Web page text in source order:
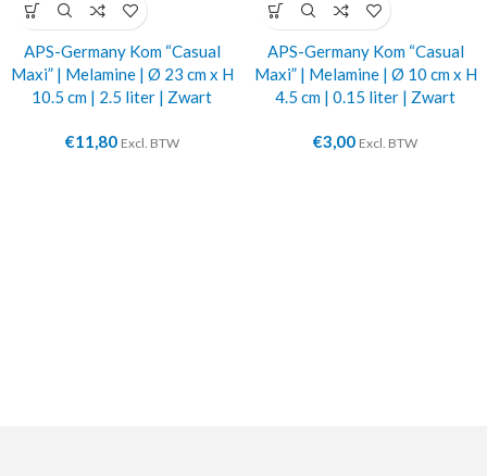
APS-Germany Kom “Casual
Maxi” | Melamine | Ø 23 cm x H
10.5 cm | 2.5 liter | Zwart
€11,80 Excl. BTW
APS-Germany Kom “Casual
Maxi” | Melamine | Ø 10 cm x H
4.5 cm | 0.15 liter | Zwart
€3,00 Excl. BTW